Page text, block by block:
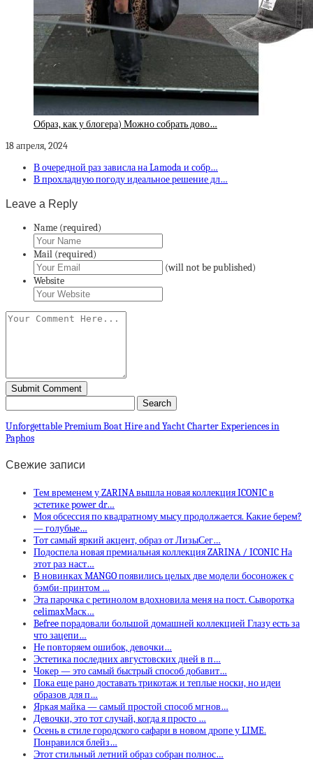
Образ, как у блогера) Можно собрать дово…
18 апреля, 2024
В очередной раз зависла на Lamoda и собр…
В прохладную погоду идеальное решение дл…
Leave a Reply
Name (required)
Mail (required)
(will not be published)
Website
Unforgettable Premium Boat Hire and Yacht Charter Experiences in
Paphos
Свежие записи
Тем временем у ZARINA вышла новая коллекция ICONIC в
эстетике power dr…
Моя обсессия по квадратному мысу продолжается. Какие берем?
— голубые…
Тот самый яркий акцент, образ от ЛизыСег…
Подоспела новая премиальная коллекция ZARINA / ICONIC На
этот раз наст…
В новинках MANGO появились целых две модели босоножек с
бэмби-принтом …
Эта парочка с ретинолом вдохновила меня на пост. Сыворотка
celimaxМаск…
Befree порадовали большой домашней коллекцией Глазу есть за
что зацепи…
Не повторяем ошибок, девочки…
Эстетика последних августовских дней в п…
Чокер — это самый быстрый способ добавит…
Пока еще рано доставать трикотаж и теплые носки, но идеи
образов для п…
Яркая майка — самый простой способ мгнов…
Девочки, это тот случай, когда я просто …
Осень в стиле городского сафари в новом дропе у LIME.
Понравился блейз…
Этот стильный летний образ собран полнос…